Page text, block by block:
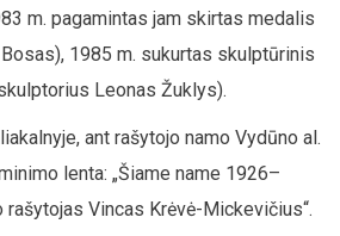
m. pagamintas jam skirtas medalis
1985 m. sukurtas skulptūrinis
Leonas Žuklys).
ant rašytojo namo Vydūno al.
lenta: „Šiame name 1926–
rašytojas Vincas Krėvė-Mickevičius“.